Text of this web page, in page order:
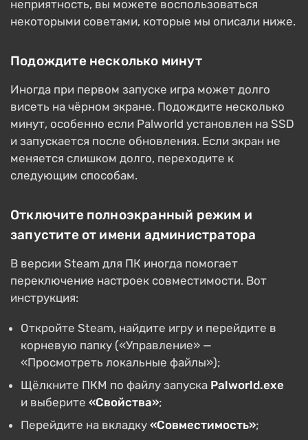
неприятность, вы можете воспользоваться
некоторыми советами, которые мы описали ниже.
Подождите несколько минут
Иногда при первом запуске игра может долго
висеть на чёрном экране. Подождите несколько
минут, особенно если Palworld установлен на SSD
и запускается после обновления. Если экран не
меняется слишком долго, переходите к
следующим способам.
Отключите полноэкранный режим и
запустите от имени администратора
В версии Steam для ПК иногда помогает
переключение настроек совместимости. Вот
инструкция:
Откройте Steam, найдите игру и перейдите в
корневую папку («Управление» —
«Просмотреть локальные файлы»);
Щёлкните ПКМ по файлу запуска Palworld.exe
и выберите «Свойства»;
Перейдите на вкладку «Совместимость»;